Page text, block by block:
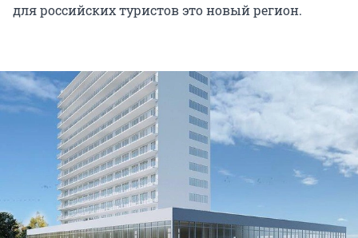
для российских туристов это новый регион.